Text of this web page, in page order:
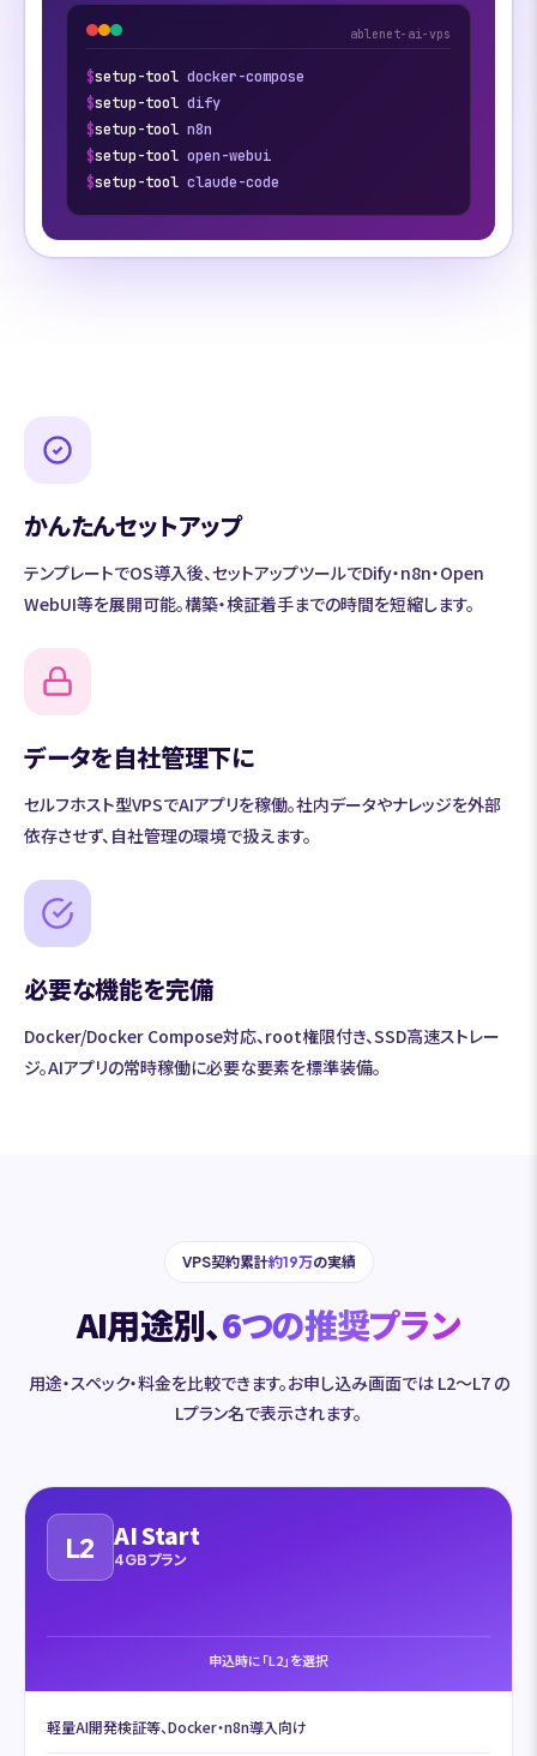
ablenet-ai-vps
$setup-tool docker-compose
$setup-tool dify
$setup-tool n8n
$setup-tool open-webui
$setup-tool claude-code
かんたんセットアップ
テンプレートでOS導入後、セットアップツールでDify・n8n・Open
WebUI等を展開可能。構築・検証着手までの時間を短縮します。
データを自社管理下に
セルフホスト型VPSでAIアプリを稼働。社内データやナレッジを外部
依存させず、自社管理の環境で扱えます。
必要な機能を完備
Docker/Docker Compose対応、root権限付き、SSD高速ストレー
ジ。AIアプリの常時稼働に必要な要素を標準装備。
VPS契約累計約19万の実績
AI用途別、6つの推奨プラン
用途・スペック・料金を比較できます。お申し込み画面では L2〜L7 の
Lプラン名で表示されます。
L2 AI Start
4GBプラン
申込時に「L2」を選択
軽量AI開発検証等、Docker・n8n導入向け